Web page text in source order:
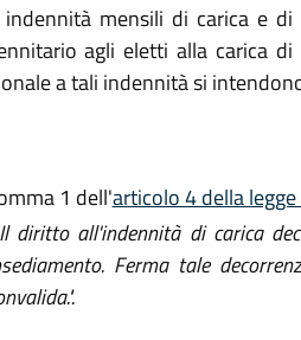
indennità mensili di carica e
agli eletti alla carica
a tali indennità si
1 dell'articolo 4 della
diritto all'indennità di carica
Ferma tale